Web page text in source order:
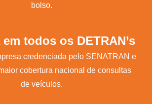
bolso.
todos os DETRAN’s
credenciada pelo SENATRAN e
cobertura nacional de consultas
de veículos.